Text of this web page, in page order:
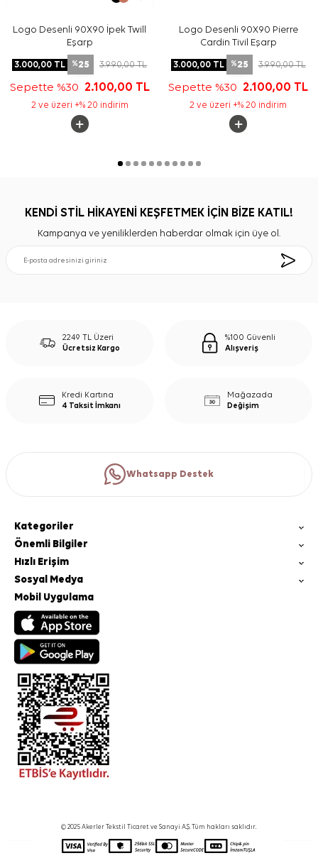
Logo Desenli 90X90 İpek Twill
Eşarp
3.000,00 TL %25 3.990,00TL
Sepette %30 2.100,00 TL
2 ve üzeri +% 20 indirim
Logo Desenli 90X90 Pierre
Cardin Tivil Eşarp
3.000,00TL %25 3.990,00TL
Sepette %30 2.100,00 TL
2 ve üzeri +% 20 indirim
KENDİ STİL HİKAYENİ KEŞFETMEK İÇİN BİZE KATIL!
Kampanya ve yeniliklerden haberdar olmak için üye ol.
2249 TL Üzeri
Ücretsiz Kargo
%100 Güvenli
Alışveriş
Kredi Kartına
4 Taksit İmkanı
Mağazada
Değişim
Whatsapp Destek
Kategoriler
Önemli Bilgiler
Hızlı Erişim
Sosyal Medya
Mobil Uygulama
© 2025 Akerler Tekstil Ticaret ve Sanayi A.Ş. Tüm hakları saklıdır.